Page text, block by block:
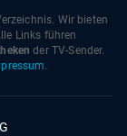
Wir bieten
Links führen
der TV-Sender.
.